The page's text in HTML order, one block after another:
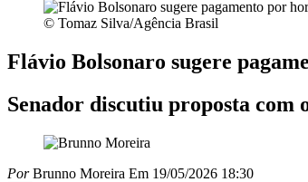
© Tomaz Silva/Agência Brasil
Flávio Bolsonaro sugere
Senador discutiu proposta
PorBrunno Moreira Em 19/05/2026 18:30